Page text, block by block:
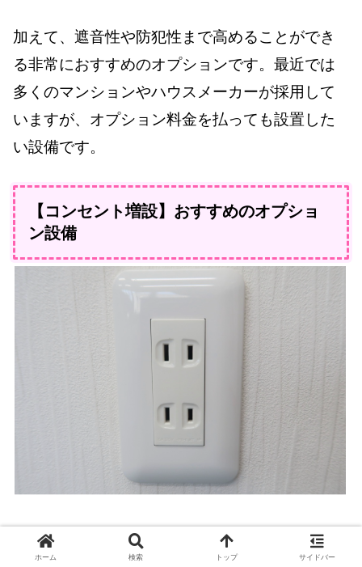
加えて、遮音性や防犯性まで高めることができ
る非常におすすめのオプションです。最近では
多くのマンションやハウスメーカーが採用して
いますが、オプション料金を払っても設置した
い設備です。
【コンセント増設】おすすめのオプショ
ン設備
他のオプションに比べて華やかさはありません
が、入居後の暮らしを大きく左右するのがコン
ホーム 検索 トップ サイドバー